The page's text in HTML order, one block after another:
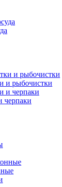
и рыбочистки
черпаки